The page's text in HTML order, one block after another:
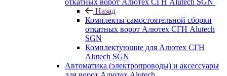
откатных ворот Алютех СГН Alutech SGN
Назад
Комплекты самостоятельной сборки
откатных ворот Алютех СГН Alutech
SGN
Комплектующие для Алютех СГН
Alutech SGN
Автоматика (электропроводы) и аксессуары